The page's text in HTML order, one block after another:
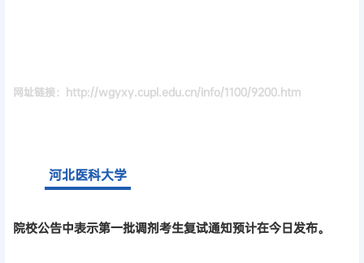
网址链接：http://wgyxy.cupl.edu.cn/info/1100/9200.htm
河北医科大学
院校公告中表示第一批调剂考生复试通知预计在今日发布。